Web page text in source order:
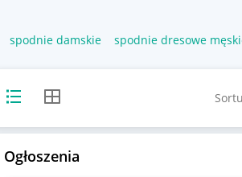
spodnie damskie spodnie dresowe
Widok listyWidok siatki
Ogłoszenia